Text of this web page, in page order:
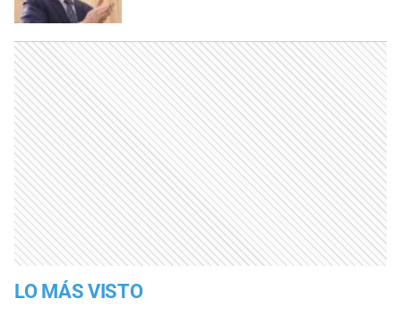
LO MÁS VISTO